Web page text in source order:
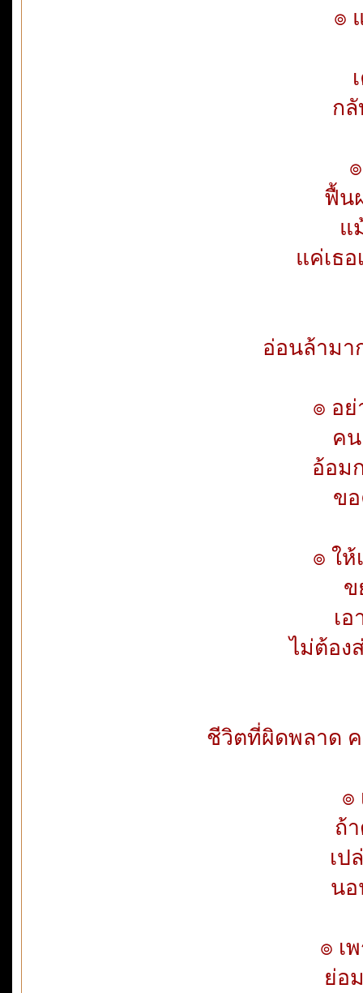
๏
ก
ฟื้น
แ
แค่เธ
อ่อนล้ามา
๏ อ
ค
อ้อม
ข
๏ ใ
ข
เ
ไม่ต้อง
ชีวิตที่ผิดพลาด ค
๏
ถ้
เป
นอ
๏ เ
ย่อ